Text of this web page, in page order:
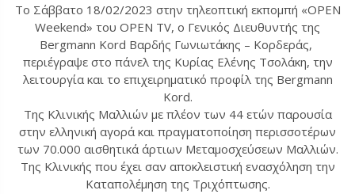
Τo Σάββατο 18/02/2023 στην τηλεοπτική εκπομπή «OPEN
Weekend» του OPEN TV, ο Γενικός Διευθυντής της
Bergmann Kord Βαρδής Γωνιωτάκης – Κορδεράς,
περιέγραψε στο πάνελ της Κυρίας Ελένης Τσολάκη, την
λειτουργία και το επιχειρηματικό προφίλ της Bergmann
Kord.
Της Κλινικής Μαλλιών με πλέον των 44 ετών παρουσία
στην ελληνική αγορά και πραγματοποίηση περισσοτέρων
των 70.000 αισθητικά άρτιων Μεταμοσχεύσεων Μαλλιών.
Της Κλινικής που έχει σαν αποκλειστική ενασχόληση την
Καταπολέμηση της Τριχόπτωσης.